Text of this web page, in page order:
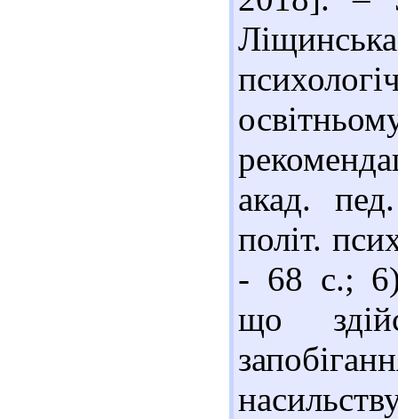
акад.
політ.
- 68 с.; 6)
що